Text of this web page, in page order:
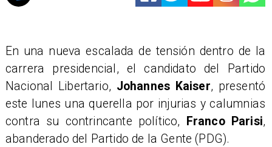
En una nueva escalada de tensión dentro de la
carrera presidencial, el candidato del Partido
Nacional Libertario, Johannes Kaiser, presentó
este lunes una querella por injurias y calumnias
contra su contrincante político,
Franco Parisi,
abanderado del Partido de la Gente (PDG).